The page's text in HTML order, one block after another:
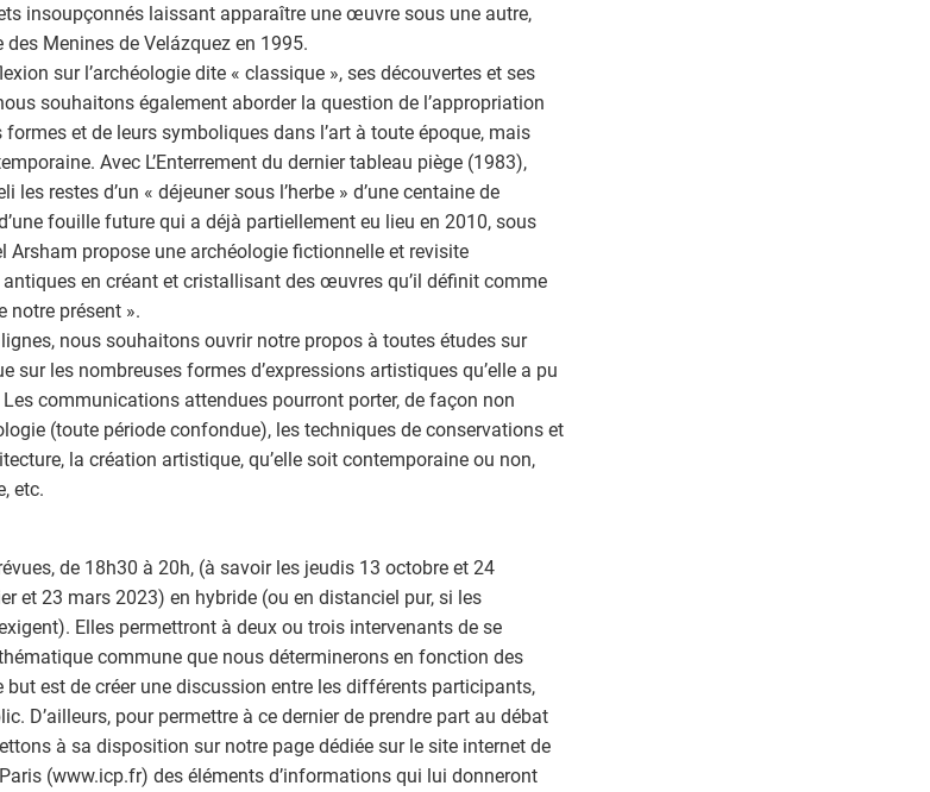
insoupçonnés laissant apparaître une œuvre sous une autre,
Menines de Velázquez en 1995.
sur l’archéologie dite « classique », ses découvertes et ses
souhaitons également aborder la question de l’appropriation
formes et de leurs symboliques dans l’art à toute époque, mais
Avec L’Enterrement du dernier tableau piège (1983),
les restes d’un « déjeuner sous l’herbe » d’une centaine de
fouille future qui a déjà partiellement eu lieu en 2010, sous
Arsham propose une archéologie fictionnelle et revisite
en créant et cristallisant des œuvres qu’il définit comme
notre présent ».
nous souhaitons ouvrir notre propos à toutes études sur
sur les nombreuses formes d’expressions artistiques qu’elle a pu
communications attendues pourront porter, de façon non
(toute période confondue), les techniques de conservations et
la création artistique, qu’elle soit contemporaine ou non,
etc.
de 18h30 à 20h, (à savoir les jeudis 13 octobre et 24
et 23 mars 2023) en hybride (ou en distanciel pur, si les
Elles permettront à deux ou trois intervenants de se
commune que nous déterminerons en fonction des
but est de créer une discussion entre les différents participants,
D’ailleurs, pour permettre à ce dernier de prendre part au débat
à sa disposition sur notre page dédiée sur le site internet de
(www.icp.fr) des éléments d’informations qui lui donneront